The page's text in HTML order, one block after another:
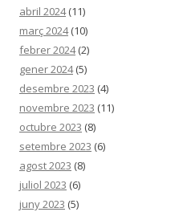
abril 2024(11)
març 2024(10)
febrer 2024(2)
gener 2024(5)
desembre 2023 (4)
novembre 2023 (11)
octubre 2023 (8)
setembre 2023 (6)
agost 2023 (8)
juliol 2023 (6)
juny 2023 (5)